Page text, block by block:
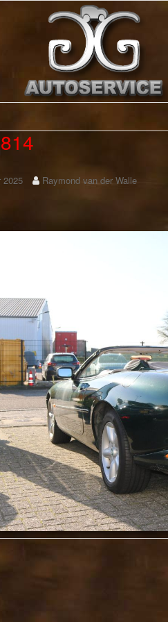
2025 Raymond van der Walle